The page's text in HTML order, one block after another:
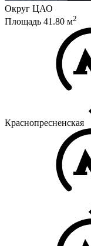
Округ ЦАО
Площадь 41.80 м2
Краснопресненская